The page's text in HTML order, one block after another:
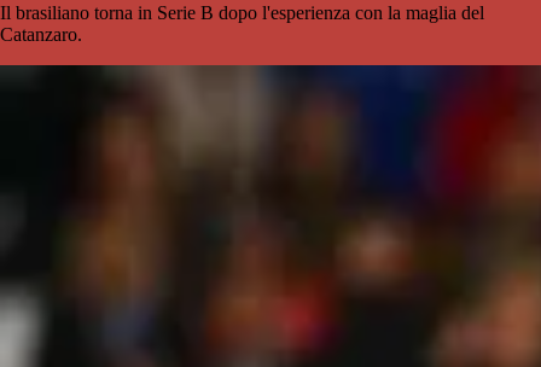
Il brasiliano torna in Serie B dopo l'esperienza con la maglia del
Catanzaro.